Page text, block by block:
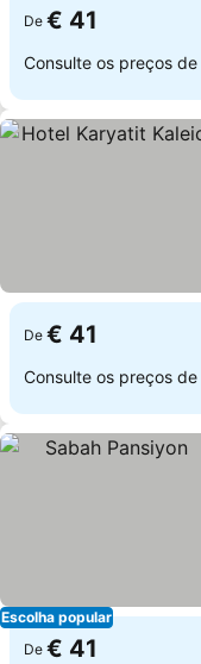
De € 41
Consulte os preços de
De € 41
Consulte os preços de
Escolha popular
De € 41